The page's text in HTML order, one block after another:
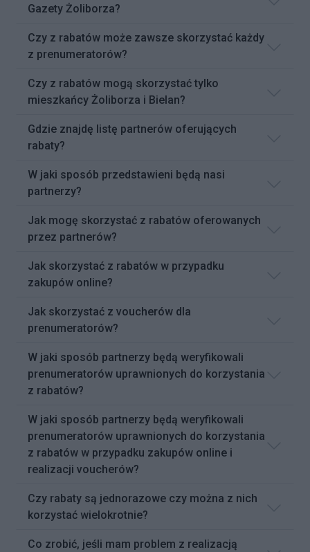
Gazety Żoliborza?
Czy z rabatów może zawsze skorzystać każdy
z prenumeratorów?
Czy z rabatów mogą skorzystać tylko
mieszkańcy Żoliborza i Bielan?
Gdzie znajdę listę partnerów oferujących
rabaty?
W jaki sposób przedstawieni będą nasi
partnerzy?
Jak mogę skorzystać z rabatów oferowanych
przez partnerów?
Jak skorzystać z rabatów w przypadku
zakupów online?
Jak skorzystać z voucherów dla
prenumeratorów?
W jaki sposób partnerzy będą weryfikowali
prenumeratorów uprawnionych do korzystania
z rabatów?
W jaki sposób partnerzy będą weryfikowali
prenumeratorów uprawnionych do korzystania
z rabatów w przypadku zakupów online i
realizacji voucherów?
Czy rabaty są jednorazowe czy można z nich
korzystać wielokrotnie?
Co zrobić, jeśli mam problem z realizacją